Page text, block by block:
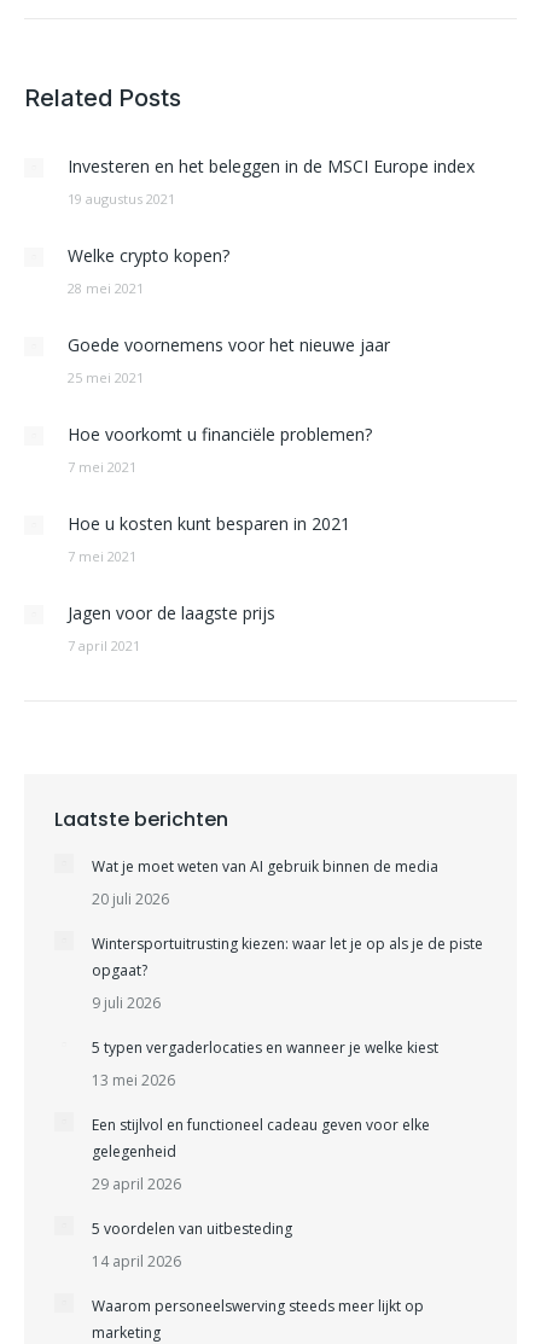
Related Posts
Investeren en het beleggen in de MSCI Europe index
19 augustus 2021
Welke crypto kopen?
28 mei 2021
Goede voornemens voor het nieuwe jaar
25 mei 2021
Hoe voorkomt u financiële problemen?
7 mei 2021
Hoe u kosten kunt besparen in 2021
7 mei 2021
Jagen voor de laagste prijs
7 april 2021
Laatste berichten
Wat je moet weten van AI gebruik binnen de media
20 juli 2026
Wintersportuitrusting kiezen: waar let je op als je de piste
opgaat?
9 juli 2026
5 typen vergaderlocaties en wanneer je welke kiest
13 mei 2026
Een stijlvol en functioneel cadeau geven voor elke
gelegenheid
29 april 2026
5 voordelen van uitbesteding
14 april 2026
Waarom personeelswerving steeds meer lijkt op
marketing